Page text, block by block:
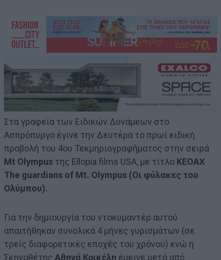
Στα γραφεία των Ειδικών Δυνάμεων στο
Ασπρόπυργο έγινε την Δευτέρα το πρωί ειδική
προβολή του 4ου Τεκμηριογραφήματος στην σειρά
Mt Olympus της Ellopia films USA, με τίτλο ΚΕΟΑΧ
Τhe guardians of Mt. Olympus (Οι φύλακες του
Ολύμπου).
Για την δημιουργία του ντοκυμαντέρ αυτού
απαιτήθηκαν συνολικά 4 μήνες γυρισμάτων (σε
τρείς διαφορετικές εποχές του χρόνου) ενώ η
Σκηνοθέτης Αθηνά Κρικέλη έμεινε μετά από